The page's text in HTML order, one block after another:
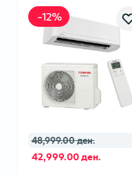
-12%
48,999.00 ден.
42,999.00 ден.